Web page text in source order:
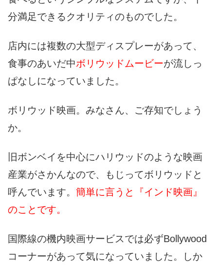
分満足できるクオリティのものでした。
店内には複数の大型ディスプレーがあって、
食事のあいだ中ボリウッドムービーが流しっ
ぱなしになっていました。
ボリウッド映画。みなさん、ご存知でしょう
か。
旧ボンベイを中心にハリウッドのような映画
産業がさかんなので、もじってボリウッドと
呼んでいます。 簡単に言うと『インド映画』
のことです。
国際線の機内映画サービスでは必ずBollywood
コーナーがあって気になっていました。しか